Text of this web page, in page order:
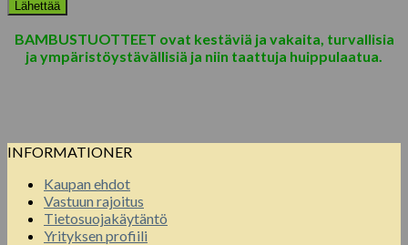
BAMBUSTUOTTEET ovat kestäviä ja vakaita, turvallisia
ja ympäristöystävällisiä ja niin taattuja huippulaatua.
INFORMATIONER
Kaupan ehdot
Vastuun rajoitus
Tietosuojakäytäntö
Yrityksen profiili